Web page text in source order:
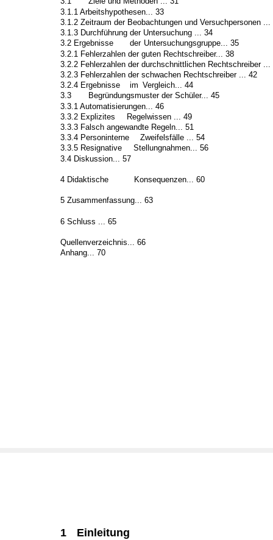
3.1.1 Arbeitshypothesen... 33
3.1.2 Zeitraum der Beobachtungen und Versuchpersonen ...
3.1.3 Durchführung der Untersuchung ... 34
3.2 Ergebnisse
der Untersuchungsgruppe... 35
3.2.1 Fehlerzahlen der guten Rechtschreiber... 38
3.2.2 Fehlerzahlen der durchschnittlichen Rechtschreiber ...
3.2.3 Fehlerzahlen der schwachen Rechtschreiber ... 42
3.2.4 Ergebnisse
im Vergleich... 44
3.3
Begründungsmuster der Schüler... 45
3.3.1 Automatisierungen... 46
3.3.2 Explizites
Regelwissen ... 49
3.3.3 Falsch angewandte Regeln... 51
3.3.4 Personinterne
Zweifelsfälle ... 54
3.3.5 Resignative
Stellungnahmen... 56
3.4 Diskussion... 57
4 Didaktische Konsequenzen... 60
5 Zusammenfassung... 63
6 Schluss ... 65
Quellenverzeichnis... 66
Anhang... 70
1 Einleitung